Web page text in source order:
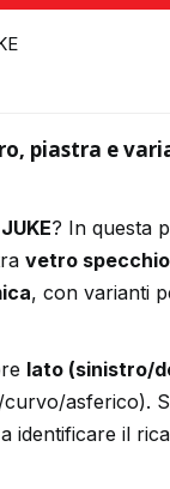
piastra e
? In questa
vetro specchio
, con varianti
lato (sinistro/
curvo/asferico).
identificare il